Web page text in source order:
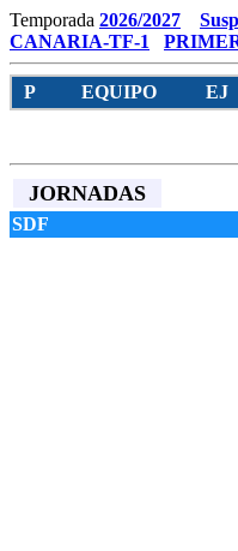
Temporada 2026/2027
CANARIA-TF-1
P EQUIPO EJ
JORNADAS
SDF